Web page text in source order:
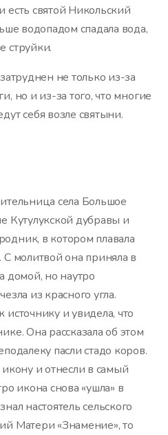
есть святой Никольский
водопадом спадала вода,
струйки.
не только из-за
но и из-за того, что многие
себя возле святыни.
села Большое
Кутулукской дубравы и
в котором плавала
С молитвой она приняла в
домой, но наутро
из красного угла.
и увидела, что
Она рассказала об этом
пасли стадо коров.
и отнесли в самый
икона снова «ушла» в
настоятель сельского
Матери «Знамение», то